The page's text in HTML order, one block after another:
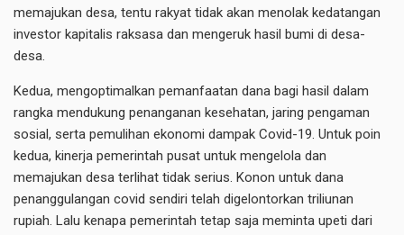
memajukan desa, tentu rakyat tidak akan menolak kedatangan
investor kapitalis raksasa dan mengeruk hasil bumi di desa-
desa.
Kedua, mengoptimalkan pemanfaatan dana bagi hasil dalam
rangka mendukung penanganan kesehatan, jaring pengaman
sosial, serta pemulihan ekonomi dampak Covid-19. Untuk poin
kedua, kinerja pemerintah pusat untuk mengelola dan
memajukan desa terlihat tidak serius. Konon untuk dana
penanggulangan covid sendiri telah digelontorkan triliunan
rupiah. Lalu kenapa pemerintah tetap saja meminta upeti dari